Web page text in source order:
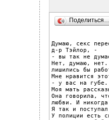
Думаю, секс
д-р Тэйлор, -
- вы так не
Нет, думаю, нет.
лишились бы
Мне нравится
- у вас на губе.
Моя мать
Она говорила,
любви. И
Я так и
У полиции есть